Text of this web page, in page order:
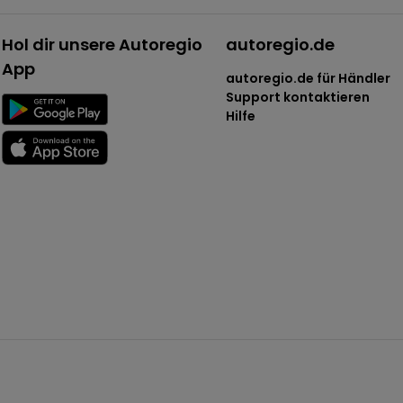
Hol dir unsere Autoregio
App
autoregio.de
autoregio.de für Händler
Support kontaktieren
Hilfe